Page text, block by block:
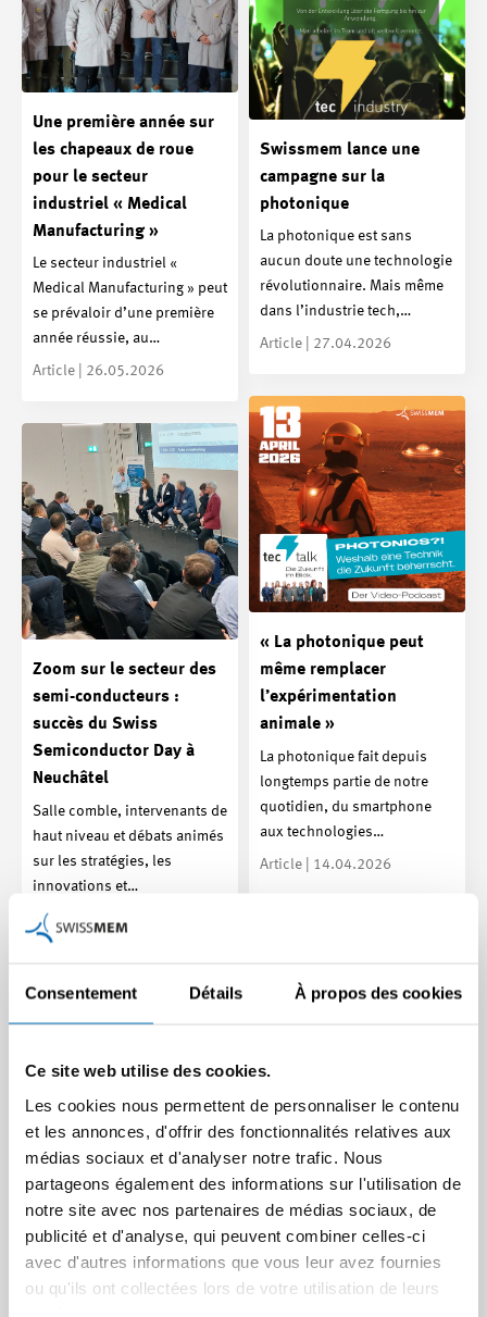
Consentement Détails À propos des cookies
Ce site web utilise des cookies.
Les cookies nous permettent de personnaliser le contenu
et les annonces, d'offrir des fonctionnalités relatives aux
médias sociaux et d'analyser notre trafic. Nous
partageons également des informations sur l'utilisation de
notre site avec nos partenaires de médias sociaux, de
publicité et d'analyse, qui peuvent combiner celles-ci
avec d'autres informations que vous leur avez fournies
ou qu'ils ont collectées lors de votre utilisation de leurs
Une première année sur
les chapeaux de roue
pour le secteur
industriel « Medical
Manufacturing »
Le secteur industriel «
Medical Manufacturing » peut
se prévaloir d’une première
année réussie, au…
Article | 26.05.2026
Swissmem lance une
campagne sur la
photonique
La photonique est sans
aucun doute une technologie
révolutionnaire. Mais même
dans l’industrie tech,…
Article | 27.04.2026
« La photonique peut
même remplacer
l’expérimentation
animale »
La photonique fait depuis
longtemps partie de notre
quotidien, du smartphone
aux technologies…
Article | 14.04.2026
Zoom sur le secteur des
semi-conducteurs :
succès du Swiss
Semiconductor Day à
Neuchâtel
Salle comble, intervenants de
haut niveau et débats animés
sur les stratégies, les
innovations et…
Article | 31.03.2026
Les explosifs comme
modèle commercial : un
Suisse nettoie le monde
« L’industrie européenne
des machines risque de
suivre la même voie que
l’industrie automobile. »